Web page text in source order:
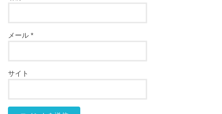
メール*
サイト